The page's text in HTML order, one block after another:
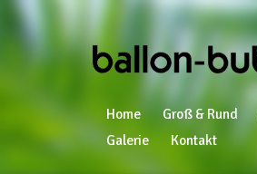
Home Groß & Rund
Galerie
Kontakt